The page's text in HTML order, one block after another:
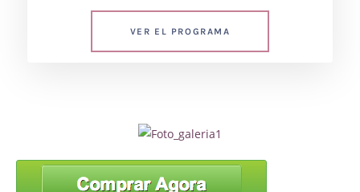
VER EL PROGRAMA